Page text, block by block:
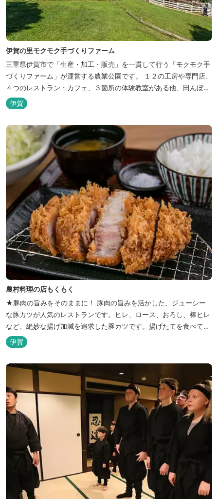
伊賀の里モクモク手づくりファーム
三重県伊賀市で「生産・加工・販売」を一貫して行う「モクモク手
づくりファーム」が運営する農業公園です。 １２の工房や専門店、
４つのレストラン・カフェ、３箇所の体験教室がある他、田んぼや
いかだ池など、「自然や農業」を身近に感じて楽しんでいただける
遊び場もあります。 園内では、ミニブタくんたちのショーを見た
農体験プログラムに参加したり...
伊賀
農村料理の店もくもく
★豚肉の旨みをそのままに！ 豚肉の旨みを活かした、ジューシー
な豚カツが人気のレストランです。ヒレ、ロース、おろし、棒ヒレ
など、絶妙な揚げ加減を追求した豚カツです。揚げたてを食べてい
ただくために、注文後じっくり揚げてお出ししています。 ★手作
りのお蕎麦をお楽しみいただけます！ お蕎麦は毎日お店で打ってつ
くっております。北海道や三重のそば粉を使用してつくる、喉ごし
の良い昔ながらのお蕎麦...
伊賀